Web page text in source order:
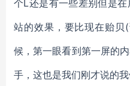
个L还是有一些差别但是
站的效果，要比现在贻
候，第一眼看到第一屏的
手，这也是我们刚才说的我